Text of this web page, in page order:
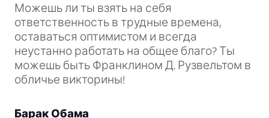
Можешь ли ты взять на себя
ответственность в трудные времена,
оставаться оптимистом и всегда
неустанно работать на общее благо? Ты
можешь быть Франклином Д. Рузвельтом в
обличье викторины!
Барак Обама